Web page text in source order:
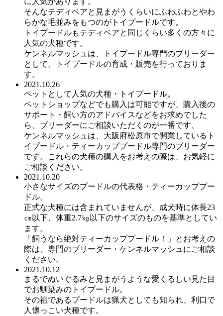
そんなテディベアと見まがうくらいにふわふわとやわ
らかな毛並みをもつのがトイプードルです。
トイプードルもテディベアと同じくらい多くの方々に
人気の犬種です。
ケンネルマッシュは、トイプードル専門のブリーダー
として、トイプードルの育成・販売を行っておりま
す。
2021.10.26
ペットとして人気の犬種・トイプードル。
ペットショップなどでも購入は可能ですが、購入後の
サポート・飼い方のアドバイスなどをお求めでした
ら、ブリーダーにご相談いただくのが一番です、
ケンネルマッシュは、大阪府松原市で開業しているト
イプードル・ティーカッププードル専門のブリーダー
です。これらの犬種の購入をお考えの際は、お気軽に
ご相談ください。
2021.10.20
小さなサイズのプードルの代表格・ティーカッププー
ドル。
正式な犬種には含まれていませんが、成犬時に体長23
㎝以下、体重2.7㎏以下のサイズのものを基準としてい
ます。
「飼うなら絶対ティーカッププードル！」とお考えの
際は、専門のブリーダー・ケンネルマッシュにご相談
ください。
2021.10.12
まるでぬいぐるみと見まがうような愛くるしい見た目
でお馴染みのトイプードル。
その祖であるプードルは猟犬としても知られ、利口で
人懐っこい犬種です。